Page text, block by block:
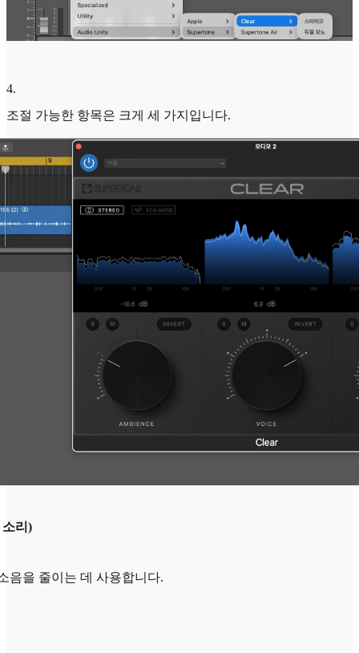
4.
조절 가능한 항목은 크게 세 가지입니다.
리)
음을 줄이는 데 사용합니다.